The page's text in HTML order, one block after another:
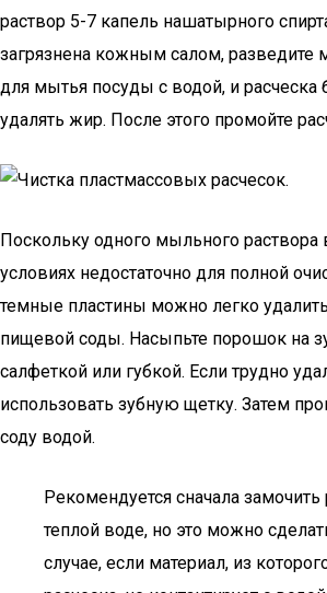
раствор 5-7 капель нашатырного
загрязнена кожным салом,
для мытья посуды с водой, и расческа
удалять жир. После этого промойте
Поскольку одного мыльного
условиях недостаточно для полной
темные пластины можно легко
пищевой соды. Насыпьте порошок на
салфеткой или губкой. Если трудно
использовать зубную щетку. Затем
соду водой.
Рекомендуется сначала замочить
теплой воде, но это можно
случае, если материал, из